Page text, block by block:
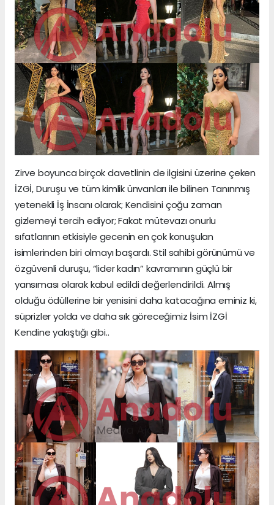
Zirve boyunca birçok davetlinin de ilgisini üzerine çeken
İZGİ, Duruşu ve tüm kimlik ünvanları ile bilinen Tanınmış
yetenekli İş İnsanı olarak; Kendisini çoğu zaman
gizlemeyi tercih ediyor; Fakat mütevazı onurlu
sıfatlarının etkisiyle gecenin en çok konuşulan
isimlerinden biri olmayı başardı. Stil sahibi görünümü ve
özgüvenli duruşu, “lider kadın” kavramının güçlü bir
yansıması olarak kabul edildi değerlendirildi. Almış
olduğu ödüllerine bir yenisini daha katacağına eminiz ki,
süprizler yolda ve daha sık göreceğimiz İsim İZGİ
Kendine yakıştığı gibi..